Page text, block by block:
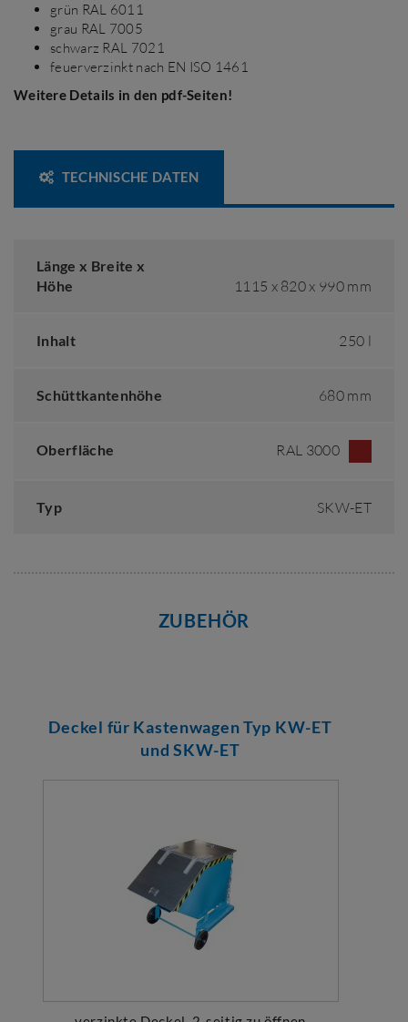
grün RAL 6011
grau RAL 7005
schwarz RAL 7021
feuerverzinkt nach EN ISO 1461
Weitere Details in den pdf-Seiten!
TECHNISCHE DATEN
Länge x Breite x
Höhe
1115 x 820 x 990 mm
Inhalt 250 l
Schüttkantenhöhe 680 mm
Oberfläche RAL 3000
Typ SKW-ET
ZUBEHÖR
Deckel für Kastenwagen Typ KW-ET
und SKW-ET